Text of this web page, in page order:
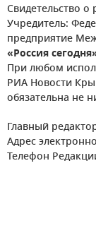
Свидетельство
Учредитель:
предприятие
«Россия
При любом
РИА Новости
обязательна не
Главный
Адрес
Телефон